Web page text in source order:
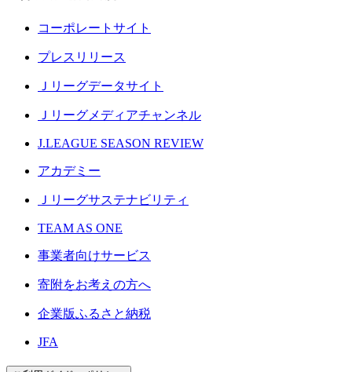
コーポレートサイト
プレスリリース
Ｊリーグデータサイト
Ｊリーグメディアチャンネル
J.LEAGUE SEASON REVIEW
アカデミー
Ｊリーグサステナビリティ
TEAM AS ONE
事業者向けサービス
寄附をお考えの方へ
企業版ふるさと納税
JFA